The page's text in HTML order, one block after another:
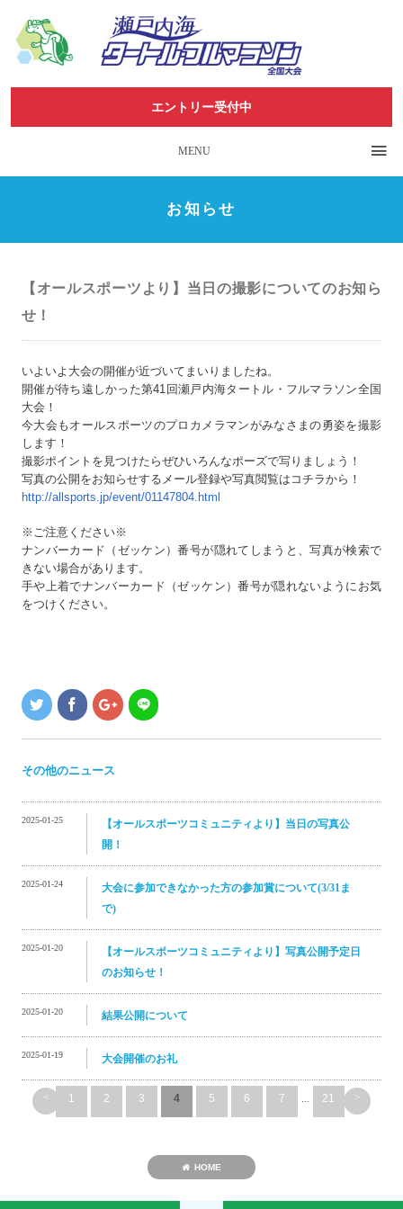
エントリー受付中
MENU
お知らせ
【オールスポーツより】当日の撮影についてのお知ら
せ！
いよいよ大会の開催が近づいてまいりましたね。
開催が待ち遠しかった第41回瀬戸内海タートル・フルマラソン全国
大会！
今大会もオールスポーツのプロカメラマンがみなさまの勇姿を撮影
します！
撮影ポイントを見つけたらぜひいろんなポーズで写りましょう！
写真の公開をお知らせするメール登録や写真閲覧はコチラから！
http://allsports.jp/event/01147804.html
※ご注意ください※
ナンバーカード（ゼッケン）番号が隠れてしまうと、写真が検索で
きない場合があります。
手や上着でナンバーカード（ゼッケン）番号が隠れないようにお気
をつけください。
その他のニュース
2025-01-25
【オールスポーツコミュニティより】当日の写真公
開！
2025-01-24
大会に参加できなかった方の参加賞について(3/31ま
で)
2025-01-20
【オールスポーツコミュニティより】写真公開予定日
のお知らせ！
2025-01-20 結果公開について
2025-01-19 大会開催のお礼
< 1 2 3 4 5 6 7 ... 21 >
HOME